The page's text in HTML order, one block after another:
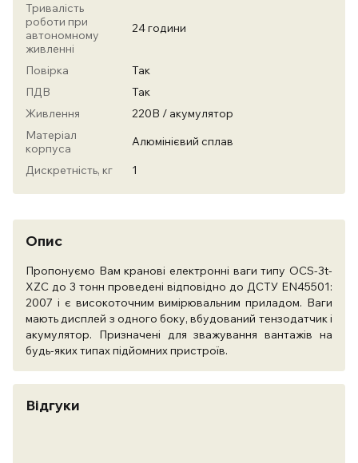
Тривалість
роботи при
автономному
живленні
24 години
Повірка
Так
ПДВ
Так
Живлення
220В / акумулятор
Матеріал
корпуса
Алюмінієвий сплав
Дискретність, кг
1
Опис
Пропонуємо Вам кранові електронні ваги типу ОСS-3t-
XZС до 3 тонн проведені відповідно до ДСТУ ЕN45501:
2007 і є високоточним вимірювальним приладом. Ваги
мають дисплей з одного боку, вбудований тензодатчик і
акумулятор. Призначені для зважування вантажів на
будь-яких типах підйомних пристроїв.
Відгуки